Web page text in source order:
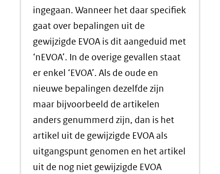
(verwijst
een
andere
website)
ingegaan. Wanneer het daar specifiek
gaat over bepalingen uit de
gewijzigde EVOA is dit aangeduid met
‘nEVOA’. In de overige gevallen staat
er enkel ‘EVOA’. Als de oude en
nieuwe bepalingen dezelfde zijn
maar bijvoorbeeld de artikelen
anders genummerd zijn, dan is het
artikel uit de gewijzigde EVOA als
uitgangspunt genomen en het artikel
uit de nog niet gewijzigde EVOA